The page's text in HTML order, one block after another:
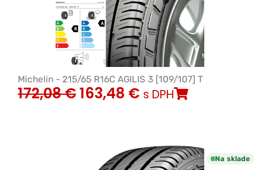
Michelin - 215/65 R16C AGILIS 3 [109/107] T
172,08€163,48 € s DPH
Na sklade